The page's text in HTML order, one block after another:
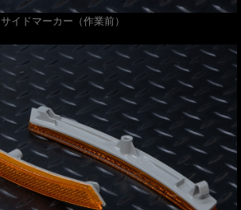
サイドマーカー（作業前）